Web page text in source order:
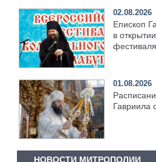
02.08.2026
Епископ
в
01.08.2026
Гавриила
НОВОСТИ МИТРОПОЛИИ